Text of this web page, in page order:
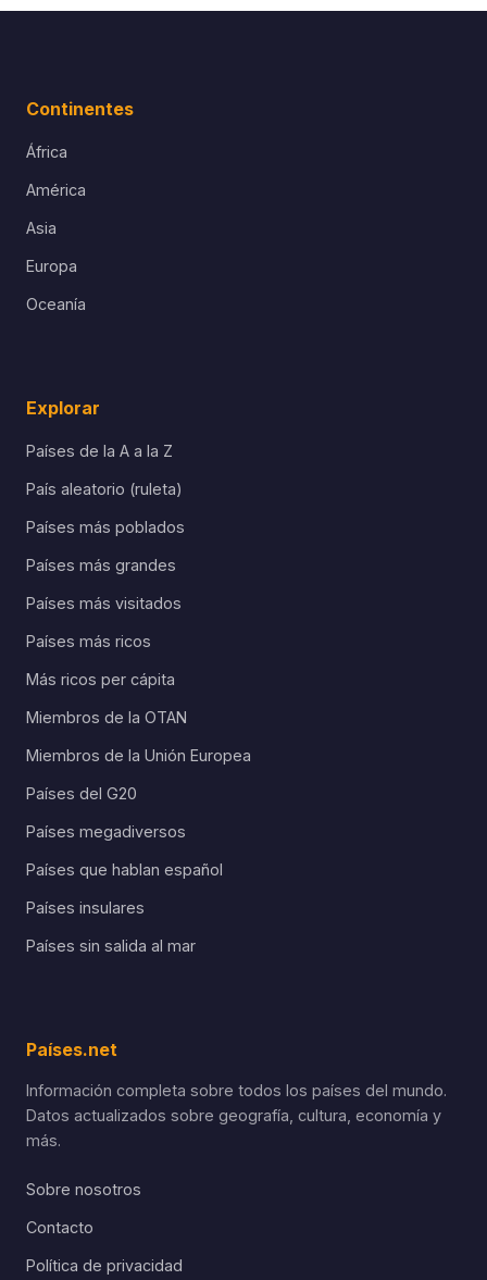
Continentes
África
América
Asia
Europa
Oceanía
Explorar
Países de la A a la Z
País aleatorio (ruleta)
Países más poblados
Países más grandes
Países más visitados
Países más ricos
Más ricos per cápita
Miembros de la OTAN
Miembros de la Unión Europea
Países del G20
Países megadiversos
Países que hablan español
Países insulares
Países sin salida al mar
Países.net
Información completa sobre todos los países del mundo.
Datos actualizados sobre geografía, cultura, economía y
más.
Sobre nosotros
Contacto
Política de privacidad